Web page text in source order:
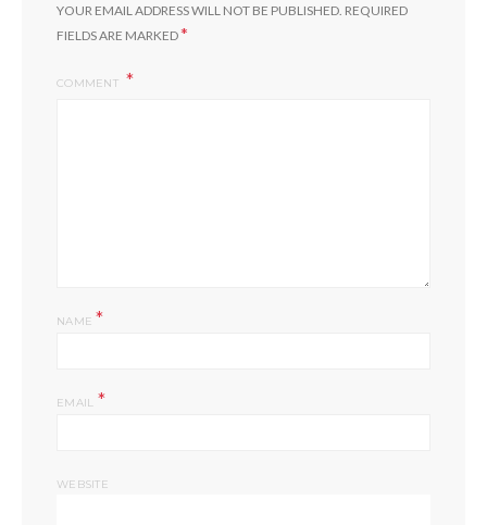
YOUR EMAIL ADDRESS WILL NOT BE PUBLISHED. REQUIRED
FIELDS ARE MARKED*
COMMENT
NAME*
EMAIL *
WEBSITE